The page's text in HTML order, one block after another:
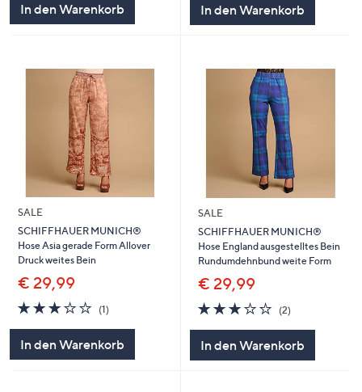
In den Warenkorb In den Warenkorb
SALE
SCHIFFHAUER MUNICH®
Hose Asia gerade Form Allover
Druck weites Bein
€ 29,99
3.0
von
(1)1
In den Warenkorb
SALE
SCHIFFHAUER MUNICH®
Hose England ausgestelltes Bein
Rundumdehnbund weite Form
€ 29,99
3.0
von
(2)2
In den Warenkorb